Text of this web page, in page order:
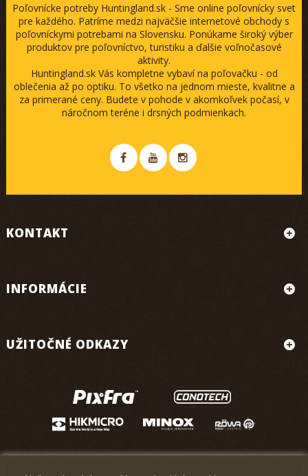
Poľovnícke potreby Huntingland.sk - Sme online poľovnícky svet
pre každého. Patríme medzi najväčšie internetové obchody s
poľovníckymi potrebami na Slovensku. Ponúkame široký výber
produktov pre poľovníctvo, turistiku a ďalšie voľnočasové
aktivity.
Huntingland.sk Vás kompletne vybaví na poľovačku - od
oblečenia až po optiku. To všetko na jednom mieste, kvalitne a
za primerané ceny. Budete v pohode v akomkoľvek počasí, v
náročnom teréne i drsných podmienkach.
KONTAKT
INFORMÁCIE
UŽITOČNÉ ODKAZY